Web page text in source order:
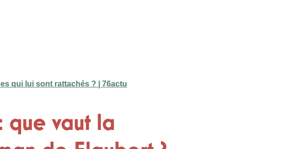
qui lui sont rattachés ? | 76actu
que vaut la